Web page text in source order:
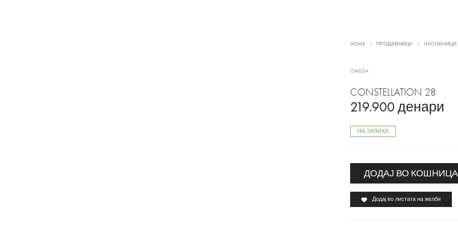
HOME ПРОДАВНИЦА ЧАСОВНИЦИ
OMEGA
CONSTELLATION 28
219.900денари
НА ЗАЛИХА
ДОДАЈ ВО КОШНИЦА
Додај во листата на желби